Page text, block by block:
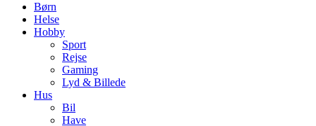
Børn
Helse
Hobby
Sport
Rejse
Gaming
Lyd & Billede
Hus
Bil
Have